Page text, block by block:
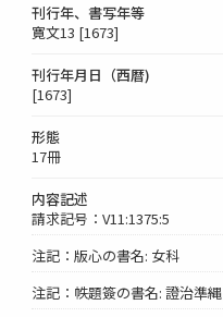
刊行年、書写年等
寛文13 [1673]
刊行年月日（西暦)
[1673]
形態
17冊
内容記述
請求記号：V11:1375:5
注記：版心の書名: 女科
注記：帙題簽の書名: 證治準縄